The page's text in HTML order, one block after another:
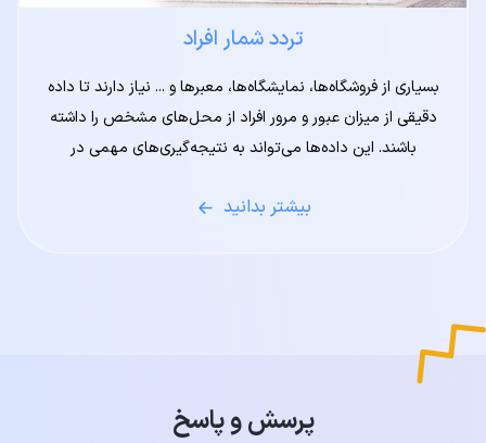
تردد شمار افراد
بسیاری از فروشگاه‌ها، نمایشگاه‌ها، معبرها و ... نیاز دارند تا داده
دقیقی از میزان عبور و مرور افراد از محل‌های مشخص را داشته
باشند. این داده‌ها می‌تواند به نتیجه‌گیری‌های مهمی در
مصنوعی توسط سامانه تردد شمار افراد دیدبان به صورت دقیق و
بیشتر بدانید
پرسش و پاسخ